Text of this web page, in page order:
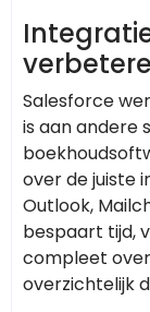
Salesforce
is aan andere
over de juiste
Outlook,
bespaart tijd,
compleet
overzichtelijk